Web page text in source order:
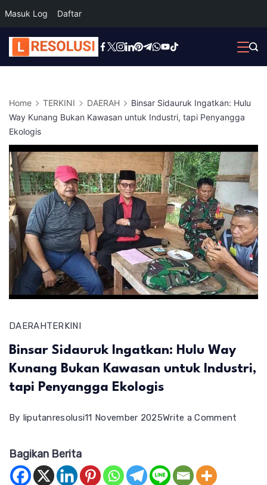
Masuk Log Daftar
Skip
to
Home TERKINI DAERAH
Binsar Sidauruk Ingatkan: Hulu
Way Kunang Bukan Kawasan untuk Industri, tapi Penyangga
Ekologis
DAERAHTERKINI
Binsar Sidauruk Ingatkan: Hulu Way
Kunang Bukan Kawasan untuk Industri,
tapi Penyangga Ekologis
By liputanresolusi11 November 2025Write a Comment
Bagikan Berita